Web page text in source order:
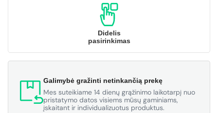
Didelis
pasirinkimas
Galimybė gražinti netinkančią prekę
Mes suteikiame 14 dienų grąžinimo laikotarpį nuo
pristatymo datos visiems mūsų gaminiams,
įskaitant ir individualizuotus produktus.